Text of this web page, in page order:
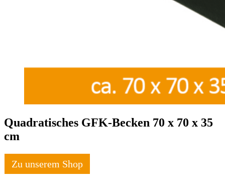
Quadratisches GFK-Becken 70 x 70 x 35
cm
Zu unserem Shop